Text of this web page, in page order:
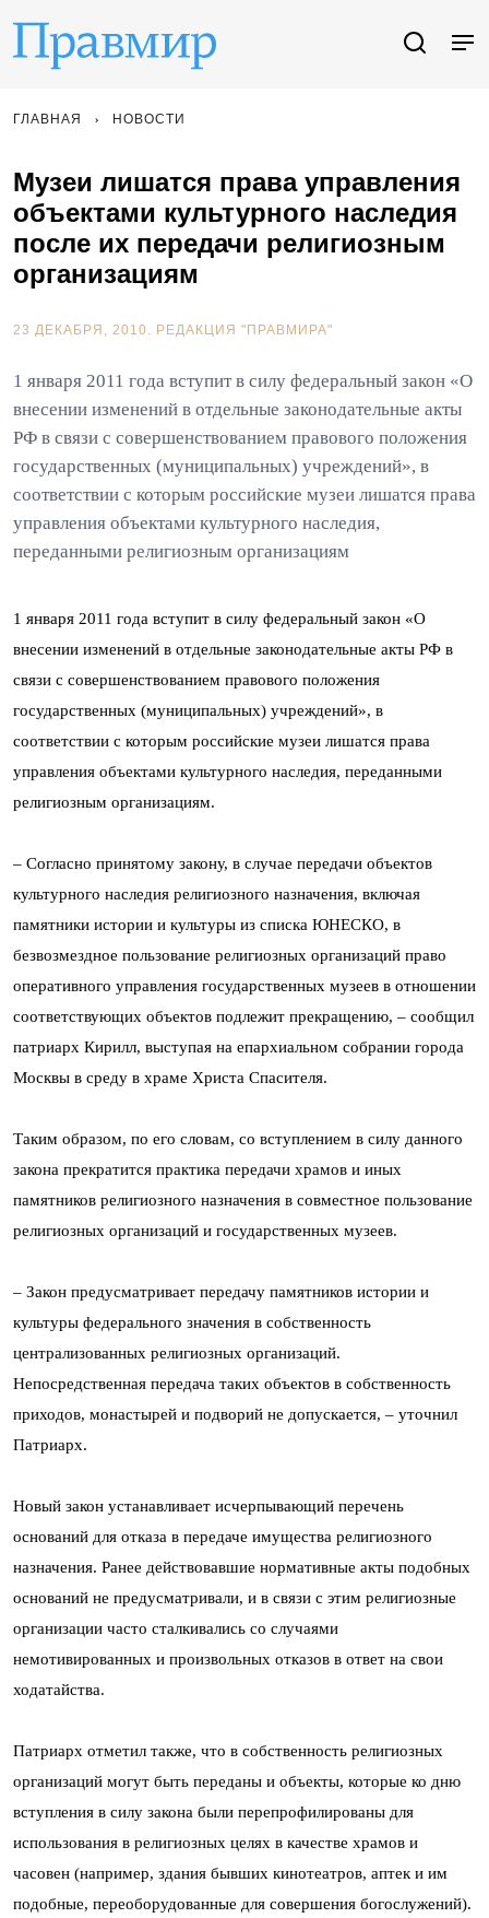
ГЛАВНАЯ НОВОСТИ
Музеи лишатся права управления
объектами культурного наследия
после их передачи религиозным
организациям
23 ДЕКАБРЯ, 2010. РЕДАКЦИЯ "ПРАВМИРА"
1 января 2011 года вступит в силу федеральный закон «О
внесении изменений в отдельные законодательные акты
РФ в связи с совершенствованием правового положения
государственных (муниципальных) учреждений», в
соответствии с которым российские музеи лишатся права
управления объектами культурного наследия,
переданными религиозным организациям
1 января 2011 года вступит в силу федеральный закон «О
внесении изменений в отдельные законодательные акты РФ в
связи с совершенствованием правового положения
государственных (муниципальных) учреждений», в
соответствии с которым российские музеи лишатся права
управления объектами культурного наследия, переданными
религиозным организациям.
– Согласно принятому закону, в случае передачи объектов
культурного наследия религиозного назначения, включая
памятники истории и культуры из списка ЮНЕСКО, в
безвозмездное пользование религиозных организаций право
оперативного управления государственных музеев в отношении
соответствующих объектов подлежит прекращению, – сообщил
патриарх Кирилл, выступая на епархиальном собрании города
Москвы в среду в храме Христа Спасителя.
Таким образом, по его словам, со вступлением в силу данного
закона прекратится практика передачи храмов и иных
памятников религиозного назначения в совместное пользование
религиозных организаций и государственных музеев.
– Закон предусматривает передачу памятников истории и
культуры федерального значения в собственность
централизованных религиозных организаций.
Непосредственная передача таких объектов в собственность
приходов, монастырей и подворий не допускается, – уточнил
Патриарх.
Новый закон устанавливает исчерпывающий перечень
оснований для отказа в передаче имущества религиозного
назначения. Ранее действовавшие нормативные акты подобных
оснований не предусматривали, и в связи с этим религиозные
организации часто сталкивались со случаями
немотивированных и произвольных отказов в ответ на свои
ходатайства.
Патриарх отметил также, что в собственность религиозных
организаций могут быть переданы и объекты, которые ко дню
вступления в силу закона были перепрофилированы для
использования в религиозных целях в качестве храмов и
часовен (например, здания бывших кинотеатров, аптек и им
подобные, переоборудованные для совершения богослужений).